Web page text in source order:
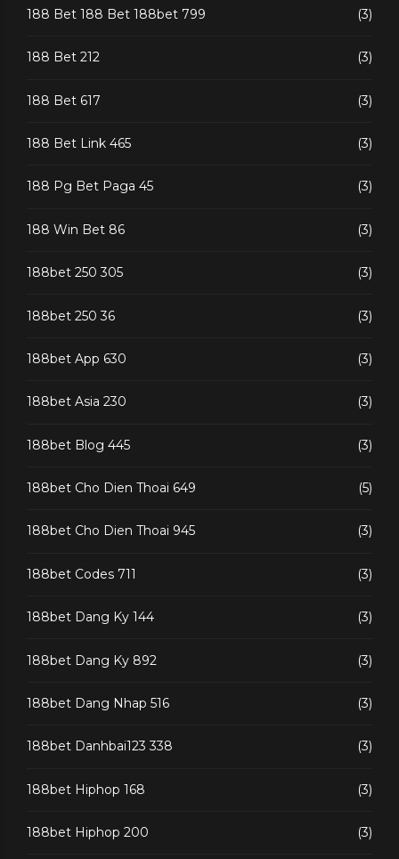
188 Bet 188 Bet 188bet 799 (3)
188 Bet 212 (3)
188 Bet 617 (3)
188 Bet Link 465 (3)
188 Pg Bet Paga 45 (3)
188 Win Bet 86 (3)
188bet 250 305 (3)
188bet 250 36 (3)
188bet App 630 (3)
188bet Asia 230 (3)
188bet Blog 445 (3)
188bet Cho Dien Thoai 649 (5)
188bet Cho Dien Thoai 945 (3)
188bet Codes 711 (3)
188bet Dang Ky 144 (3)
188bet Dang Ky 892 (3)
188bet Dang Nhap 516 (3)
188bet Danhbai123 338 (3)
188bet Hiphop 168 (3)
188bet Hiphop 200 (3)